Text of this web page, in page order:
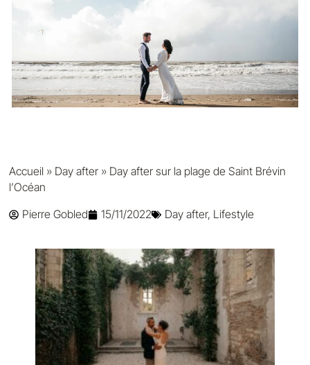
Accueil » Day after » Day after sur la plage de Saint Brévin
l’Océan
Pierre Gobled
15/11/2022 Day after, Lifestyle